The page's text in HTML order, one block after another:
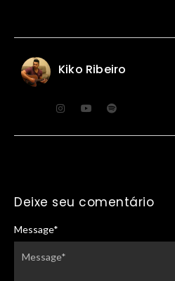
Kiko Ribeiro
Deixe seu comentário
Message*